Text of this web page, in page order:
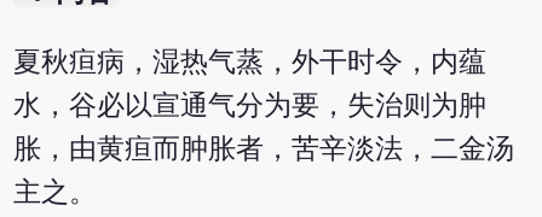
夏秋疸病，湿热气蒸，外干时令，内蕴
水，谷必以宣通气分为要，失治则为肿
胀，由黄疸而肿胀者，苦辛淡法，二金汤
主之。